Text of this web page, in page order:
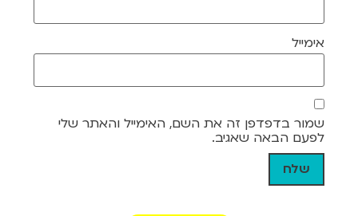
אימייל
שמור בדפדפן זה את השם, האימייל והאתר שלי
לפעם הבאה שאגיב.